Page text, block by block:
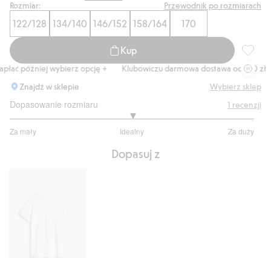
Rozmiar: Przewodnik po rozmiarach
122/128 134/140 146/152 158/164 170
Kup
później wybierz opcję + Klubowiczu darmowa dostawa od 150 zł
Znajdź w sklepie
Wybierz sklep
Dopasowanie rozmiaru
Za mały Idealny Za duży
na
1 recenzji
Dopasuj z